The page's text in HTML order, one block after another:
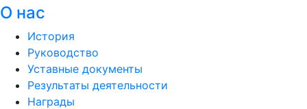
О нас
История
Руководство
Уставные документы
Результаты деятельности
Награды